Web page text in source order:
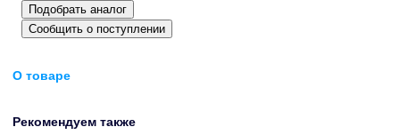
Подобрать аналог
Сообщить о поступлении
О товаре
Рекомендуем также